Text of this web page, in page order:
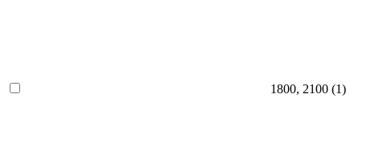
1800, 2100 (1)